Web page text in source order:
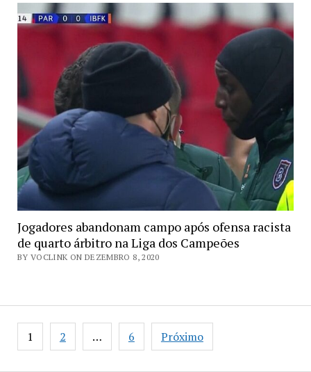
Jogadores abandonam campo após ofensa racista
de quarto árbitro na Liga dos Campeões
BY VOCLINK ON DEZEMBRO 8, 2020
Paginação
de
1 2 … 6 Próximo